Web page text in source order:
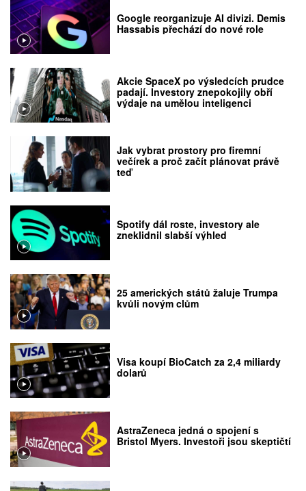
Google reorganizuje AI divizi. Demis
Hassabis přechází do nové role
Akcie SpaceX po výsledcích prudce
padají. Investory znepokojily obří
výdaje na umělou inteligenci
Jak vybrat prostory pro firemní
večírek a proč začít plánovat právě
teď
Spotify dál roste, investory ale
zneklidnil slabší výhled
25 amerických států žaluje Trumpa
kvůli novým clům
Visa koupí BioCatch za 2,4 miliardy
dolarů
AstraZeneca jedná o spojení s
Bristol Myers. Investoři jsou skeptičtí